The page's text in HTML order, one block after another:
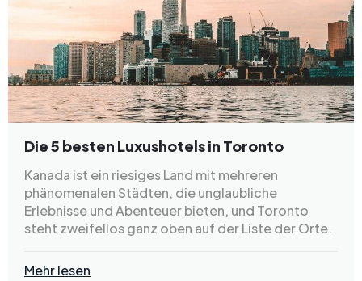
Die 5 besten Luxushotels in Toronto
Kanada ist ein riesiges Land mit mehreren
phänomenalen Städten, die unglaubliche
Erlebnisse und Abenteuer bieten, und Toronto
steht zweifellos ganz oben auf der Liste der Orte.
Mehr lesen